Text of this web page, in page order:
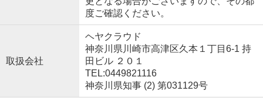
度ご確認ください。
取扱会社
ヘヤクラウド
神奈川県川崎市高津区久本１丁目6-1 持
田ビル ２０１
TEL:0449821116
神奈川県知事 (2) 第031129号